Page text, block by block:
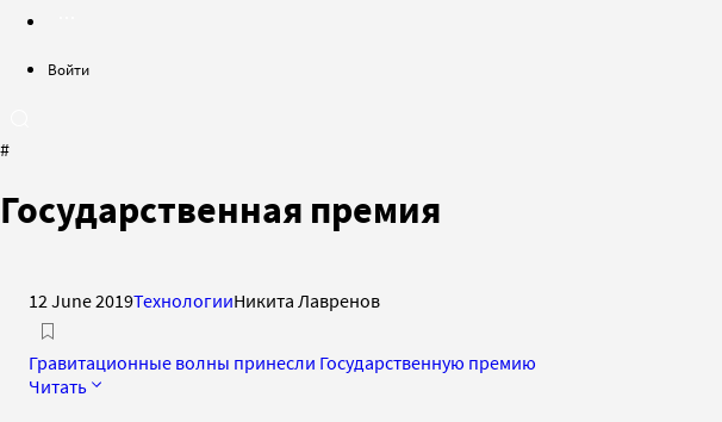
Войти
#
Государственная премия
12 June 2019ТехнологииНикита Лавренов
Гравитационные волны принесли Государственную премию
Читать